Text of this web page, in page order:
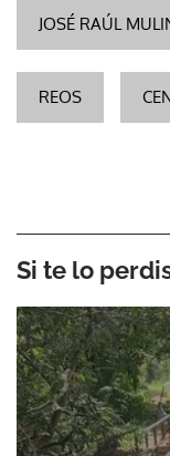
JOSÉ RAÚL
REOS
Si te lo